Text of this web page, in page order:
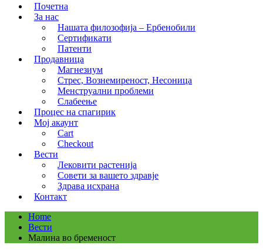
Почетна
За нас
Нашата филозофија – Ербенобили
Сертификати
Патенти
Продавница
Магнезиум
Стрес, Вознемиреност, Несоница
Менструални проблеми
Слабеење
Процес на спагирик
Мој акаунт
Cart
Checkout
Вести
Лековити растенија
Совети за вашето здравје
Здрава исхрана
Контакт
Home
Вести
Малина во бременост